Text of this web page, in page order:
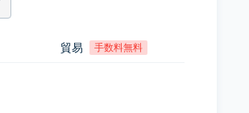
貿易 手数料無料